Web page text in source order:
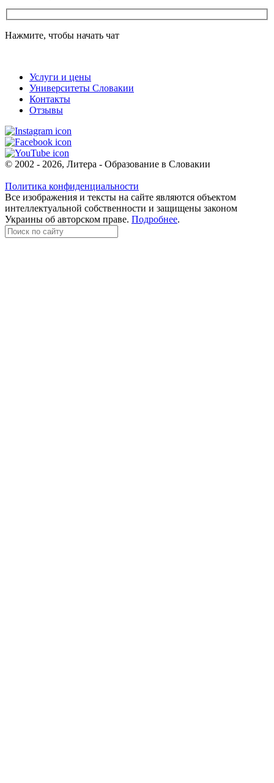
Нажмите, чтобы начать чат
Услуги и цены
Университеты Словакии
Контакты
Отзывы
© 2002 - 2026, Литера - Образование в Словакии
Политика конфиденциальности
Все изображения и тексты на сайте являются объектом
интеллектуальной собственности и защищены законом
Украины об авторском праве. Подробнее.